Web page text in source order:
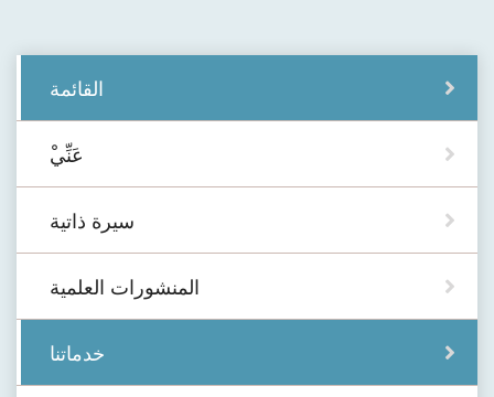
القائمة
ْعَنِّي
سيرة ذاتية
المنشورات العلمية
خدماتنا